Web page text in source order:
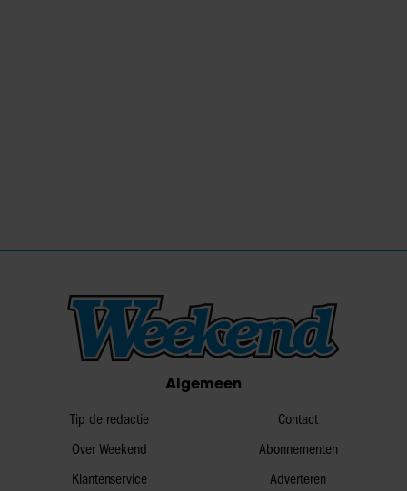
Algemeen
Tip de redactie
Over Weekend
Klantenservice
Contact
Abonnementen
Adverteren